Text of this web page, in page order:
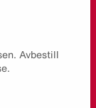
Avbestill